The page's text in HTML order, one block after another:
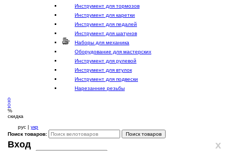
Инструмент для тормозов
Инструмент для каретки
Инструмент для педалей
Инструмент для шатунов
Наборы для механика
Оборудование для мастерских
Инструмент для рулевой
Инструмент для втулок
Инструмент для подвески
Нарезанние резьбы
0
0
%
скидка
рус | укр
Поиск товаров:
Поиск товаров
x
Вход